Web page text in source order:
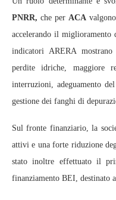
PNRR, che per ACA
accelerando il
indicatori ARERA
perdite idriche, maggiore
interruzioni, adeguamento
gestione dei fanghi di
Sul fronte finanziario, la
attivi e una forte riduzione
stato inoltre effettuato il
finanziamento BEI, destinato